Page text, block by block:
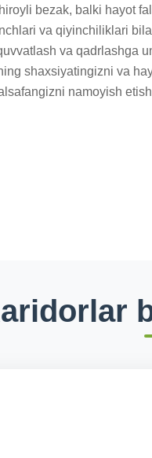
bezak, balki hayot
va qiyinchiliklari
va qadrlashga
shaxsiyatingizni va
namoyish